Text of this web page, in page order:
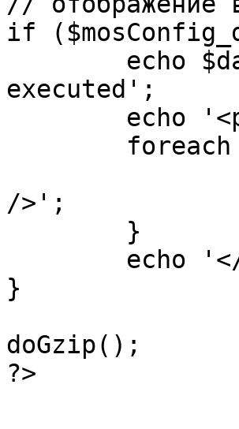
if
executed';
/>';
}
doGzip();
?>